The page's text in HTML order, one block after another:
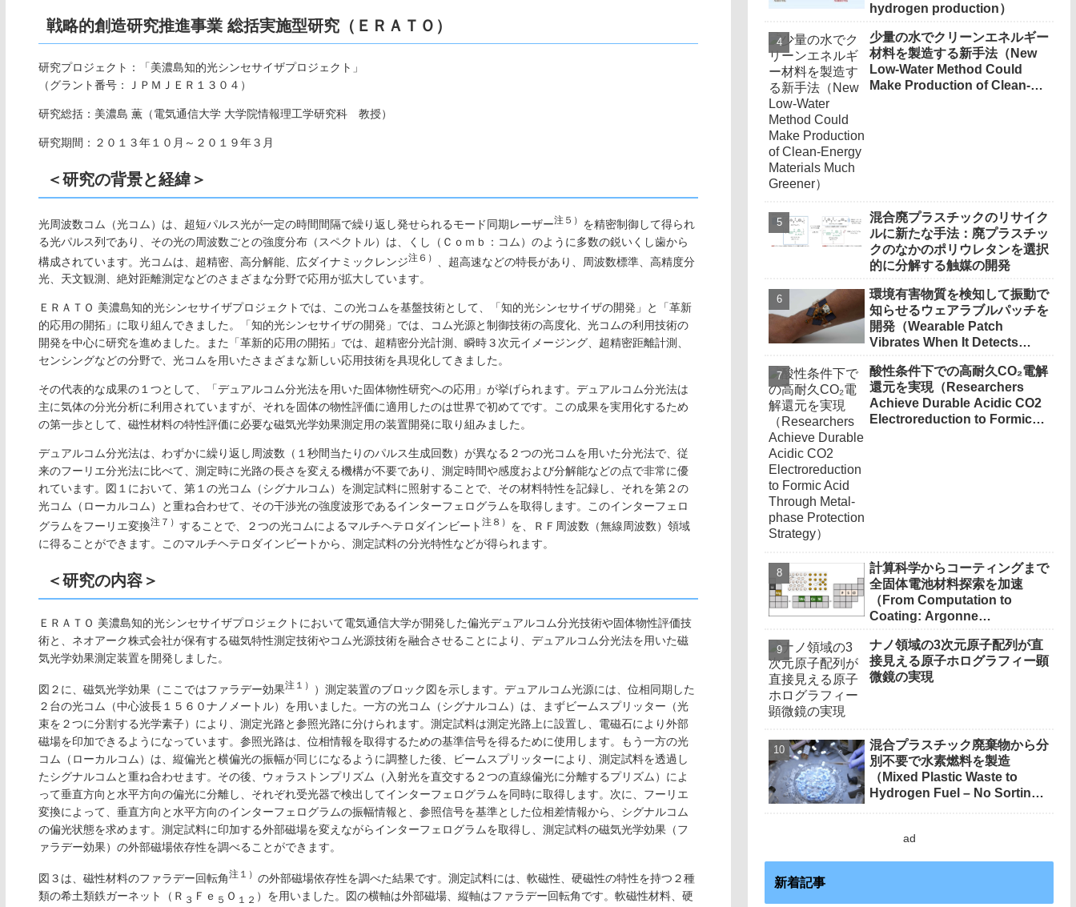
戦略的創造研究推進事業 総括実施型研究（ＥＲＡＴＯ）
研究プロジェクト：「美濃島知的光シンセサイザプロジェクト」
（グラント番号：ＪＰＭＪＥＲ１３０４）
研究総括：美濃島 薫（電気通信大学 大学院情報理工学研究科 教授）
研究期間：２０１３年１０月～２０１９年３月
＜研究の背景と経緯＞
光周波数コム（光コム）は、超短パルス光が一定の時間間隔で繰り返し発せられるモード同期レーザー注５） を精密制御して得られ
る光パルス列であり、その光の周波数ごとの強度分布（スペクトル）は、くし（Ｃｏｍｂ：コム）のように多数の鋭いくし歯から
構成されています。光コムは、超精密、高分解能、広ダイナミックレンジ注６）
、超高速などの特長があり、周波数標準、高精度分
光、天文観測、絶対距離測定などのさまざまな分野で応用が拡大しています。
ＥＲＡＴＯ 美濃島知的光シンセサイザプロジェクトでは、この光コムを基盤技術として、「知的光シンセサイザの開発」と「革新
的応用の開拓」に取り組んできました。「知的光シンセサイザの開発」では、コム光源と制御技術の高度化、光コムの利用技術の
開発を中心に研究を進めました。また「革新的応用の開拓」では、超精密分光計測、瞬時３次元イメージング、超精密距離計測、
センシングなどの分野で、光コムを用いたさまざまな新しい応用技術を具現化してきました。
その代表的な成果の１つとして、「デュアルコム分光法を用いた固体物性研究への応用」が挙げられます。デュアルコム分光法は
主に気体の分光分析に利用されていますが、それを固体の物性評価に適用したのは世界で初めてです。この成果を実用化するため
の第一歩として、磁性材料の特性評価に必要な磁気光学効果測定用の装置開発に取り組みました。
デュアルコム分光法は、わずかに繰り返し周波数（１秒間当たりのパルス生成回数）が異なる２つの光コムを用いた分光法で、従
来のフーリエ分光法に比べて、測定時に光路の長さを変える機構が不要であり、測定時間や感度および分解能などの点で非常に優
れています。図１において、第１の光コム（シグナルコム）を測定試料に照射することで、その材料特性を記録し、それを第２の
光コム（ローカルコム）と重ね合わせて、その干渉光の強度波形であるインターフェログラムを取得します。このインターフェロ
グラムをフーリエ変換注７） することで、２つの光コムによるマルチヘテロダインビート 注８） を、ＲＦ周波数（無線周波数）領域
に得ることができます。このマルチヘテロダインビートから、測定試料の分光特性などが得られます。
＜研究の内容＞
ＥＲＡＴＯ 美濃島知的光シンセサイザプロジェクトにおいて電気通信大学が開発した偏光デュアルコム分光技術や固体物性評価技
術と、ネオアーク株式会社が保有する磁気特性測定技術やコム光源技術を融合させることにより、デュアルコム分光法を用いた磁
気光学効果測定装置を開発しました。
図２に、磁気光学効果（ここではファラデー効果注１）
）測定装置のブロック図を示します。デュアルコム光源には、位相同期した
２台の光コム（中心波長１５６０ナノメートル）を用いました。一方の光コム（シグナルコム）は、まずビームスプリッター（光
束を２つに分割する光学素子）により、測定光路と参照光路に分けられます。測定試料は測定光路上に設置し、電磁石により外部
磁場を印加できるようになっています。参照光路は、位相情報を取得するための基準信号を得るために使用します。もう一方の光
コム（ローカルコム）は、縦偏光と横偏光の振幅が同じになるように調整した後、ビームスプリッターにより、測定試料を透過し
たシグナルコムと重ね合わせます。その後、ウォラストンプリズム（入射光を直交する２つの直線偏光に分離するプリズム）によ
って垂直方向と水平方向の偏光に分離し、それぞれ受光器で検出してインターフェログラムを同時に取得します。次に、フーリエ
変換によって、垂直方向と水平方向のインターフェログラムの振幅情報と、参照信号を基準とした位相差情報から、シグナルコム
の偏光状態を求めます。測定試料に印加する外部磁場を変えながらインターフェログラムを取得し、測定試料の磁気光学効果（フ
ァラデー効果）の外部磁場依存性を調べることができます。
図３は、磁性材料のファラデー回転角注１） の外部磁場依存性を調べた結果です。測定試料には、軟磁性、硬磁性の特性を持つ２種
類の希土類鉄ガーネット（Ｒ ３ Ｆｅ ５ Ｏ １２ ）を用いました。図の横軸は外部磁場、縦軸はファラデー回転角です。軟磁性材料、硬
hydrogen production）
少量の水でクリーンエネルギー
材料を製造する新手法（New
Low-Water Method Could
Make Production of Clean-
混合廃プラスチックのリサイク
ルに新たな手法：廃プラスチッ
クのなかのポリウレタンを選択
的に分解する触媒の開発
環境有害物質を検知して振動で
知らせるウェアラブルパッチを
開発（Wearable Patch
Vibrates When It Detects
酸性条件下での高耐久CO₂電解
還元を実現（Researchers
Achieve Durable Acidic CO2
Electroreduction to Formic
計算科学からコーティングまで
全固体電池材料探索を加速
（From Computation to
Coating: Argonne
State Battery Materials）
ナノ領域の3次元原子配列が直
接見える原子ホログラフィー顕
微鏡の実現
混合プラスチック廃棄物から分
別不要で水素燃料を製造
（Mixed Plastic Waste to
Hydrogen Fuel – No Sorting
ad
新着記事